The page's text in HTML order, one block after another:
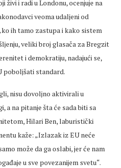
živi i radi u Londonu, ocenjuje na
veoma udaljeni od
ih tamo zastupa i kako sistem
veliki broj glasača za Bregzit
i demokratiju, nadajući se,
poboljšati standard.
nisu dovoljno aktivirali u
a na pitanje šta će sada biti sa
Hilari Ben, laburistički
kaže: „Izlazak iz EU neće
može da ga oslabi, jer će nam
u sve povezanijem svetu“.